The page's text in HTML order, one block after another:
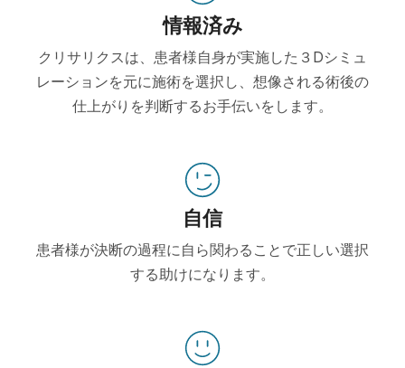
情報済み
クリサリクスは、患者様自身が実施した３Dシミュ
レーションを元に施術を選択し、想像される術後の
仕上がりを判断するお手伝いをします。
自信
患者様が決断の過程に自ら関わることで正しい選択
する助けになります。